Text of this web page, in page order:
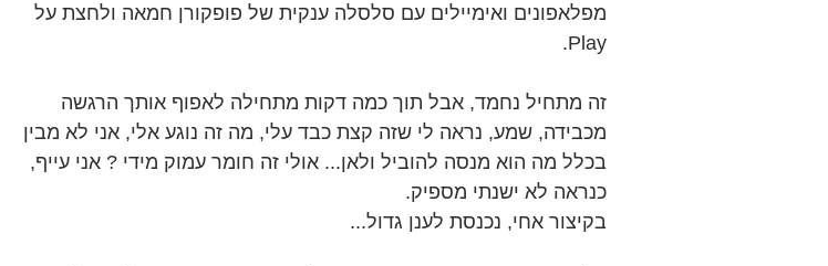
מפלאפונים ואימיילים עם סלסלה ענקית של פופקורן חמאה ולחצת על
Play.
זה מתחיל נחמד, אבל תוך כמה דקות מתחילה לאפוף אותך הרגשה
מכבידה, שמע, נראה לי שזה קצת כבד עלי, מה זה נוגע אלי, אני לא מבין
בכלל מה הוא מנסה להוביל ולאן... אולי זה חומר עמוק מידי ? אני עייף,
כנראה לא ישנתי מספיק.
בקיצור אחי, נכנסת לענן גדול...